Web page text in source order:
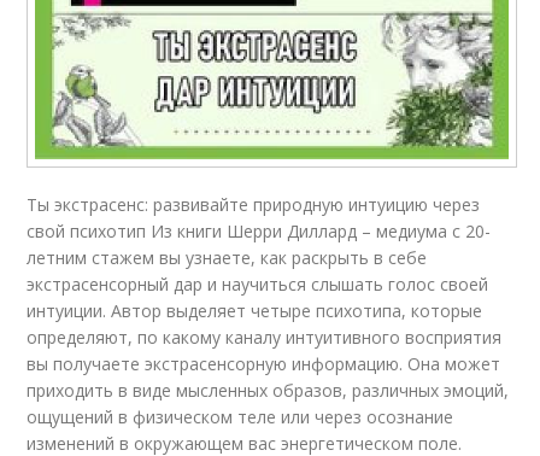
Ты экстрасенс: развивайте природную интуицию через
свой психотип Из книги Шерри Диллард – медиума с 20-
летним стажем вы узнаете, как раскрыть в себе
экстрасенсорный дар и научиться слышать голос своей
интуиции. Автор выделяет четыре психотипа, которые
определяют, по какому каналу интуитивного восприятия
вы получаете экстрасенсорную информацию. Она может
приходить в виде мысленных образов, различных эмоций,
ощущений в физическом теле или через осознание
изменений в окружающем вас энергетическом поле.